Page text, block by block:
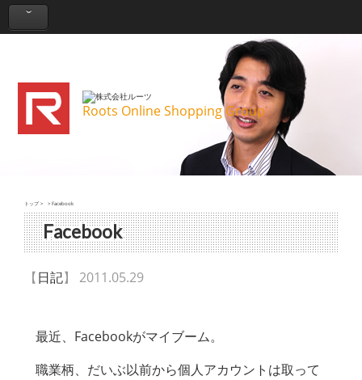
Roots Online Shopping Group
トップ > >Facebook
Facebook
【日記】 2011.05.29
最近、Facebookがマイブーム。
職業柄、だいぶ以前から個人アカウントは取って